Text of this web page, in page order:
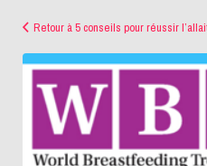
logo
wbti2
Retour à 5 conseils pour réussir